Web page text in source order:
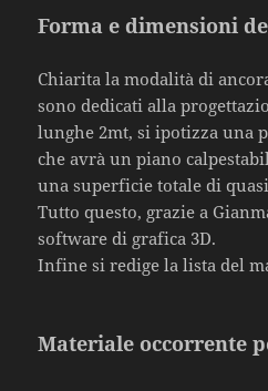
Forma e dimensioni
Chiarita la modalità di
sono dedicati alla
lunghe 2mt, si ipotizza una
che avrà un piano
una superficie totale di
Tutto questo, grazie a
software di grafica 3D.
Infine si redige la lista del
Materiale occorrente